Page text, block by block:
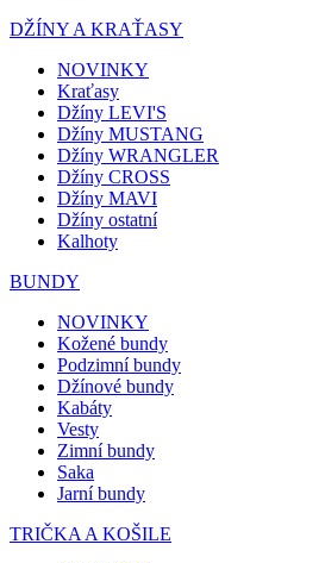
DŽÍNY A KRAŤASY
NOVINKY
Kraťasy
Džíny LEVI'S
Džíny MUSTANG
Džíny WRANGLER
Džíny CROSS
Džíny MAVI
Džíny ostatní
Kalhoty
BUNDY
NOVINKY
Kožené bundy
Podzimní bundy
Džínové bundy
Kabáty
Vesty
Zimní bundy
Saka
Jarní bundy
TRIČKA A KOŠILE